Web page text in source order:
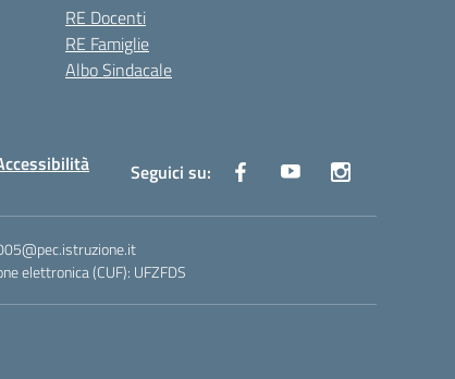
RE Docenti
RE Famiglie
Albo Sindacale
Seguici su:
elettronica (CUF): UFZFDS